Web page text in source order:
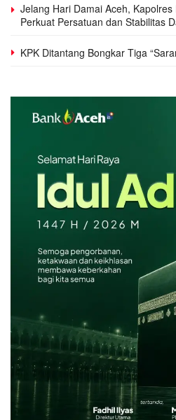
Jelang Hari Damai Aceh,
Perkuat Persatuan dan Stabilitas
KPK Ditantang Bongkar Tiga